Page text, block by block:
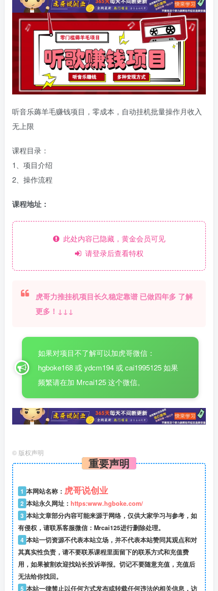
听音乐薅羊毛赚钱项目，零成本，自动挂机批量操作月收入
无上限
课程目录：
1、项目介绍
2、操作流程
课程地址：
此处内容已隐藏，黄金会员可见
请登录后查看特权
虎哥力推挂机项目长久稳定靠谱 已做四年多 了解
更多！↓↓↓
如果对项目不了解可以加虎哥微信：
hgboke168 或 ydcm194 或 cai1995125 如果
频繁请在加 Mrcai125 这个微信。
© 版权声明
重要声明
1 本网站名称： 虎哥说创业
2 本站永久网址： https:www.hgboke.com/
3 本站文章部分内容可能来源于网络，仅供大家学习与参考，如
有侵权，请联系客服微信：Mrcai125进行删除处理。
4 本站一切资源不代表本站立场，并不代表本站赞同其观点和对
其真实性负责，请不要联系课程里面留下的联系方式和充值费
用，如果被割欢迎找站长投诉举报。切记不要随意充值，充值后
无法给你找回。
5 本站一律禁止以任何方式发布或转载任何违法的相关信息，访